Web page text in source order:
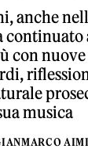
anche
continuato
con
musica
AIMI